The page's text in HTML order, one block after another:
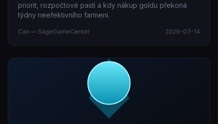
priorit, rozpočtové pasti a kdy nákup goldu překoná
týdny neefektivního farmení.
Can — SageGameCenter 2026-07-14